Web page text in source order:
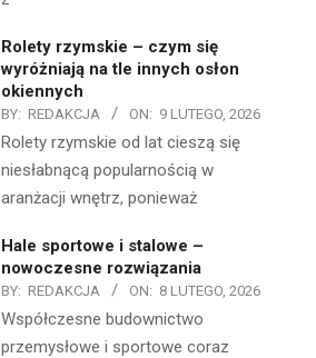
Rolety rzymskie – czym się
wyróżniają na tle innych osłon
okiennych
BY: REDAKCJA ON: 9 LUTEGO, 2026
Rolety rzymskie od lat cieszą się
niesłabnącą popularnością w
aranżacji wnętrz, ponieważ
Hale sportowe i stalowe –
nowoczesne rozwiązania
BY: REDAKCJA ON: 8 LUTEGO, 2026
Współczesne budownictwo
przemysłowe i sportowe coraz